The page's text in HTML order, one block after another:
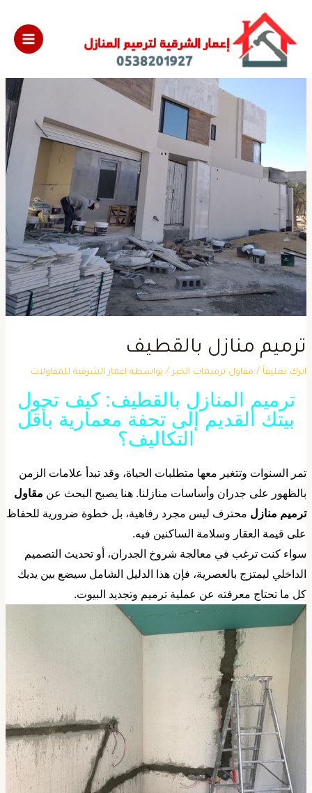
منازل بالقطيف
تعليقاً / مقاول ترميمات الخبر/ بواسطة اعمار الشرقية للمقاولات
ترميم المنازل بالقطيف: كيف تحول
بيتك القديم إلى تحفة معمارية بأقل
التكاليف؟
السنوات وتتغير معها متطلبات الحياة، وقد تبدأ علامات الزمن
على جدران وأساسات منازلنا. هنا يصبح البحث عنمقاول
منازل محترف ليس مجرد رفاهية، بل خطوة ضرورية للحفاظ
قيمة العقار وسلامة الساكنين فيه.
كنت ترغب في معالجة شروخ الجدران، أو تحديث التصميم
ليمتزج بالعصرية، فإن هذا الدليل الشامل سيضع بين يديك
ما تحتاج معرفته عن عملية ترميم وتجديد البيوت.